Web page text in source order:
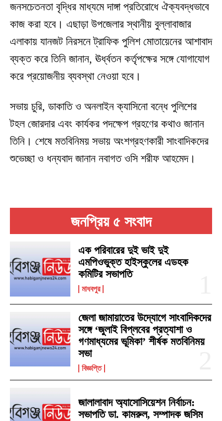
জনপ্রিয় ৫ সংবাদ
এক পরিবারের দুই ভাই দুই
এমপিওভুক্ত হাইস্কুলের এডহক
কমিটির সভাপতি
মাধবপুর
জেলা জামায়াতের উদ্যোগে সাংবাদিকদের
সঙ্গে ‘জুলাই বিপ্লবের প্রত্যাশা ও
গণমাধ্যমের ভূমিকা’ শীর্ষক মতবিনিময়
সভা
বিজ্ঞপ্তি
জালালাবাদ অ্যাসোসিয়েশন নির্বাচন:
সভাপতি ডা. কামরুল, সম্পাদক জসিম
জনসচেতনতা বৃদ্ধির মাধ্যমে দাঙ্গা প্রতিরোধে ঐক্যবদ্ধভাবে
কাজ করা হবে। এছাড়া উপজেলার স্থানীয় বুল্লাবাজার
এলাকায় যানজট নিরসনে ট্রাফিক পুলিশ মোতায়েনের আশাবাদ
ব্যক্ত করে তিনি জানান, ঊর্ধ্বতন কর্তৃপক্ষের সঙ্গে যোগাযোগ
করে প্রয়োজনীয় ব্যবস্থা নেওয়া হবে।
সভায় চুরি, ডাকাতি ও অনলাইন ক্যাসিনো বন্ধে পুলিশের
টহল জোরদার এবং কার্যকর পদক্ষেপ গ্রহণের কথাও জানান
তিনি। শেষে মতবিনিময় সভায় অংশগ্রহণকারী সাংবাদিকদের
শুভেচ্ছা ও ধন্যবাদ জানান নবাগত ওসি শরীফ আহমেদ।